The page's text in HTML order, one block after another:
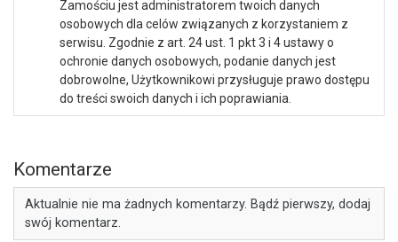
Zamościu jest administratorem twoich danych
osobowych dla celów związanych z korzystaniem z
serwisu. Zgodnie z art. 24 ust. 1 pkt 3 i 4 ustawy o
ochronie danych osobowych, podanie danych jest
dobrowolne, Użytkownikowi przysługuje prawo dostępu
do treści swoich danych i ich poprawiania.
Komentarze
Aktualnie nie ma żadnych komentarzy. Bądź pierwszy, dodaj
swój komentarz.